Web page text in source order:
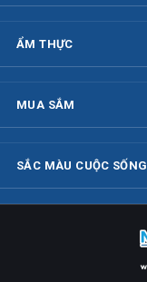
ẨM THỰC
MUA SẮM
SẮC MÀU CUỘC SỐNG